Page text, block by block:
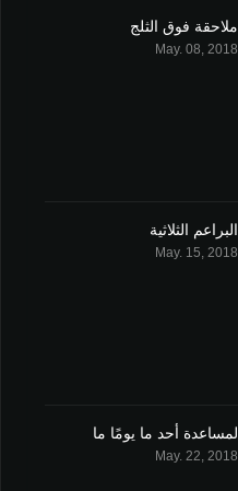
ملاحقة فوق الثلج
May. 08, 2018
البراعم الثلاثية
May. 15, 2018
لمساعدة أحد ما يومًا ما
May. 22, 2018